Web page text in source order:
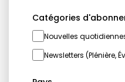
Catégories
Nouvelles
Newsletters (Plénière,